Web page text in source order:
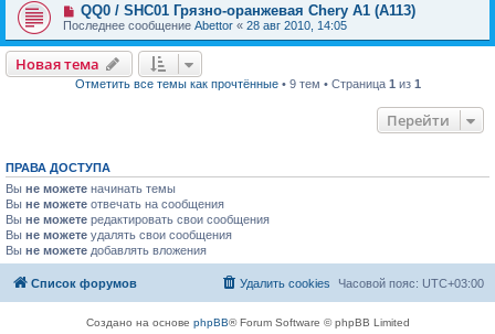
QQ0 / SHC01 Грязно-оранжевая Chery A1 (A113)
Последнее сообщение Abettor « 28 авг 2010, 14:05
Новая тема
Отметить все темы как прочтённые• 9 тем • Страница 1 из 1
Перейти
ПРАВА ДОСТУПА
Вы не можете начинать темы
Вы не можете отвечать на сообщения
Вы не можете редактировать свои сообщения
Вы не можете удалять свои сообщения
Вы не можете добавлять вложения
Список форумов Часовой пояс: UTC+03:00
Удалить cookies
Создано на основе phpBB® Forum Software © phpBB Limited